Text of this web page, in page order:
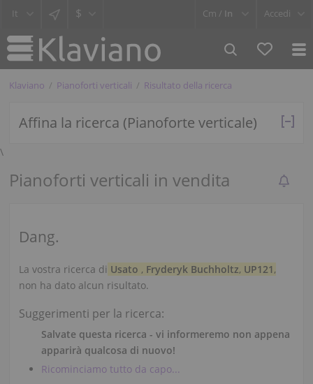
$ Cm / In Accedi
Klaviano Pianoforti verticali Risultato della ricerca
Affina la ricerca (Pianoforte verticale)
\
Pianoforti verticali in vendita
Dang.
La vostra ricerca di Usato , Fryderyk Buchholtz, UP121 ,
non ha dato alcun risultato.
Suggerimenti per la ricerca:
Salvate questa ricerca - vi informeremo non appena
apparirà qualcosa di nuovo!
Ricominciamo tutto da capo...